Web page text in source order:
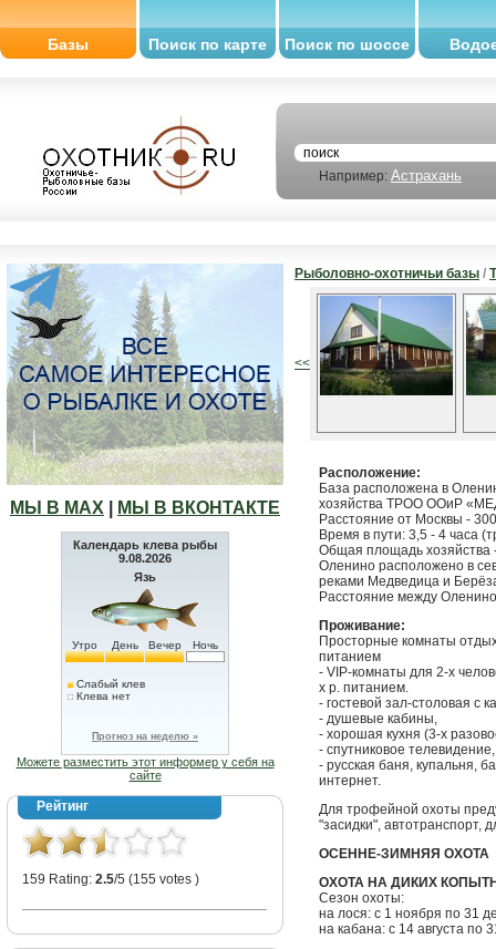
Базы Поиск по карте Поиск по шоссе
Например: Астрахань
МЫ В МАХ МЫ В ВКОНТАКТЕ
Календарь клева рыбы
9.08.2026
Язь
Утро День Вечер Ночь
Слабый клев
Клева нет
Прогноз на неделю »
Можете разместить этот информер у себя на
сайте
Рейтинг
159 Rating: 2.5/5 (155 votes )
Рыболовно-охотничьи базы /
<<
Расположение:
База расположена в
хозяйства ТРОО ООиР
Расстояние от Москвы -
Время в пути: 3,5 - 4 часа
Общая площадь хозяйства
Оленино расположено в
реками Медведица и
Расстояние между
Проживание:
Просторные комнаты
питанием
- VIP-комнаты для 2-х
х р. питанием.
- гостевой зал-столовая с
- душевые кабины,
- хорошая кухня (3-х
- спутниковое телевидение,
- русская баня, купальня,
интернет.
Для трофейной охоты
"засидки", автотранспорт,
ОСЕННЕ-ЗИМНЯЯ ОХОТА
ОХОТА НА ДИКИХ
Сезон охоты:
на лося: с 1 ноября по 31
на кабана: с 14 августа по